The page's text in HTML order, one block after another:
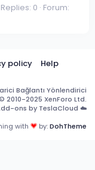
Replies: 0 Forum:
policy
Help
Bağlantı Yönlendirici
2010-2025 XenForo Ltd.
ons by TeslaCloud ☁️
with
by:DohTheme